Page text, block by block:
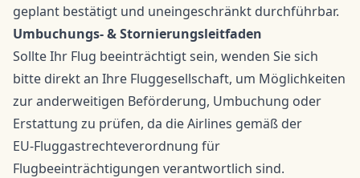
geplant bestätigt und uneingeschränkt durchführbar.
Umbuchungs- & Stornierungsleitfaden
Sollte Ihr Flug beeinträchtigt sein, wenden Sie sich
bitte direkt an Ihre Fluggesellschaft, um Möglichkeiten
zur anderweitigen Beförderung, Umbuchung oder
Erstattung zu prüfen, da die Airlines gemäß der
EU‑Fluggastrechteverordnung für
Flugbeeinträchtigungen verantwortlich sind.